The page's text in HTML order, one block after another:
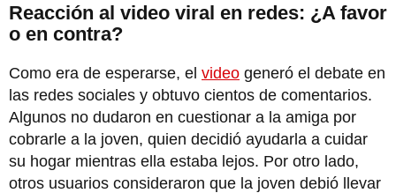
Reacción al video viral en redes: ¿A favor
o en contra?
Como era de esperarse, el video generó el debate en
las redes sociales y obtuvo cientos de comentarios.
Algunos no dudaron en cuestionar a la amiga por
cobrarle a la joven, quien decidió ayudarla a cuidar
su hogar mientras ella estaba lejos. Por otro lado,
otros usuarios consideraron que la joven debió llevar